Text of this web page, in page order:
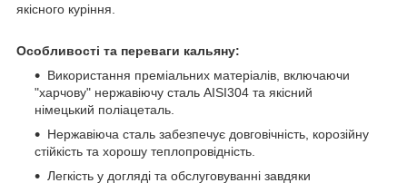
якісного куріння.
Особливості та переваги кальяну:
Використання преміальних матеріалів, включаючи
"харчову" нержавіючу сталь AISI304 та якісний
німецький поліацеталь.
Нержавіюча сталь забезпечує довговічність, корозійну
стійкість та хорошу теплопровідність.
Легкість у догляді та обслуговуванні завдяки